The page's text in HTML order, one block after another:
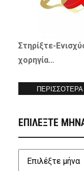
Στηρίξτε-
χορηγία…
ΠΕΡΙΣΣΟΤΕΡΑ
ΕΠΙΛΕΞΤΕ